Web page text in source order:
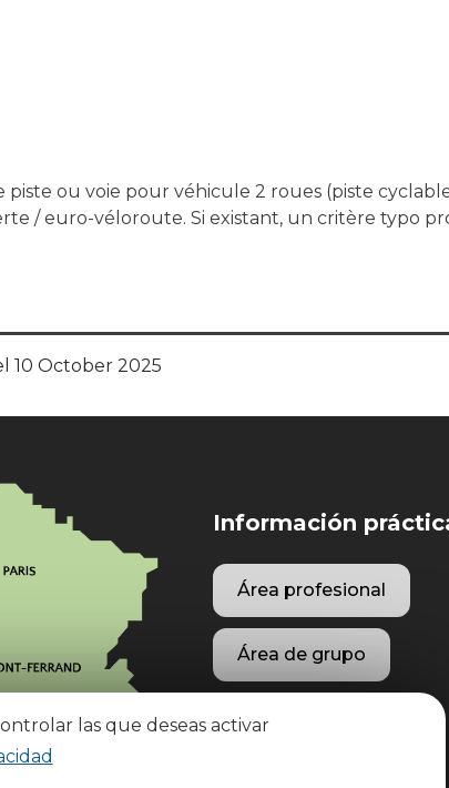
las que deseas activar
piste ou voie pour véhicule 2 roues (piste
/ euro-véloroute. Si existant, un critère typo
10 October 2025
Información
Área profesional
Área de grupo